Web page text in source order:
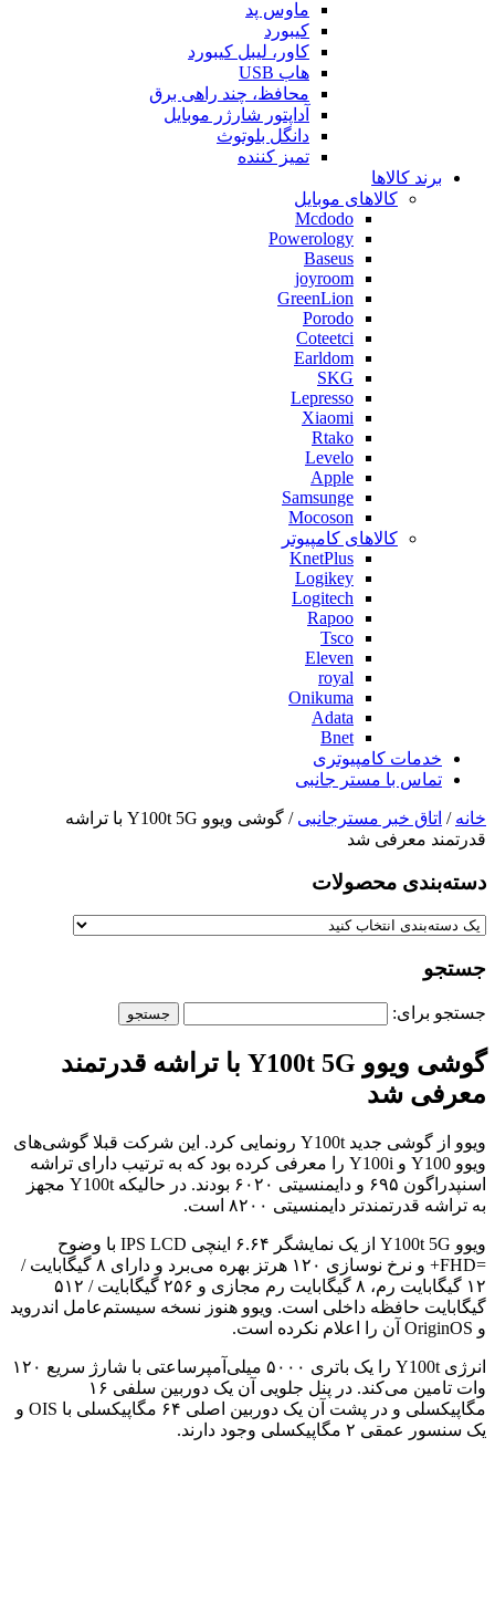
ماوس پد
کیبورد
کاور، لیبل کیبورد
هاب USB
محافظ، چند راهی برق
آداپتور شارژر موبایل
دانگل بلوتوث
تمیز کننده
برند کالاها
کالاهای موبایل
Mcdodo
Powerology
Baseus
joyroom
GreenLion
Porodo
Coteetci
Earldom
SKG
Lepresso
Xiaomi
Rtako
Levelo
Apple
Samsunge
Mocoson
کالاهای کامپیوتر
KnetPlus
Logikey
Logitech
Rapoo
Tsco
Eleven
royal
Onikuma
Adata
Bnet
خدمات کامپیوتری
تماس با مستر جانبی
خانه / اتاق خبر مسترجانبی
/ گوشی ویوو Y100t 5G با تراشه
قدرتمند معرفی شد
دسته‌بندی‌ محصولات
جستجو
جستجو برای:
گوشی ویوو Y100t 5G با تراشه قدرتمند
معرفی شد
ویوو از گوشی جدید Y100t رونمایی کرد. این شرکت قبلا گوشی‌های
ویوو Y100 و Y100i را معرفی کرده بود که به ترتیب دارای تراشه
اسنپدراگون ۶۹۵ و دایمنسیتی ۶۰۲۰ بودند. در حالیکه Y100t مجهز
به تراشه قدرتمندتر دایمنسیتی ۸۲۰۰ است.
ویوو Y100t 5G از یک نمایشگر ۶.۶۴ اینچی IPS LCD با وضوح
=FHD+ و نرخ نوسازی ۱۲۰ هرتز بهره می‌برد و دارای ۸ گیگابایت /
۱۲ گیگابایت رم، ۸ گیگابایت رم مجازی و ۲۵۶ گیگابایت / ۵۱۲
گیگابایت حافظه داخلی است. ویوو هنوز نسخه سیستم‌عامل اندروید
و OriginOS آن را اعلام نکرده است.
انرژی Y100t را یک باتری ۵۰۰۰ میلی‌آمپرساعتی با شارژ سریع ۱۲۰
وات تامین می‌کند. در پنل جلویی آن یک دوربین سلفی ۱۶
مگاپیکسلی و در پشت آن یک دوربین اصلی ۶۴ مگاپیکسلی با OIS و
یک سنسور عمقی ۲ مگاپیکسلی وجود دارند.